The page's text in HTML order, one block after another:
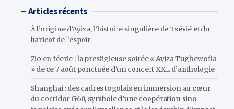
c Articles récents
À l’origine d’Ayiza, l’histoire singulière de Tsévié et du
haricot de l’espoir
Zio en féerie : la prestigieuse soirée « Ayiza Tugbewofia
» de ce 7 août ponctuée d’un concert XXL d’anthologie
Shanghai : des cadres togolais en immersion au cœur
du corridor G60, symbole d’une coopération sino-